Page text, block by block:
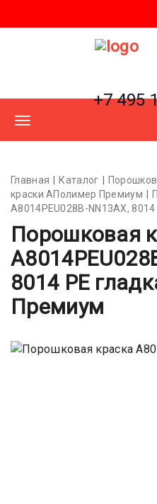
+7 495
Главная Каталог
краски АПолимер Премиум
A8014PEU028B-NN13AX,
Порошковая
8014 PE
Премиум